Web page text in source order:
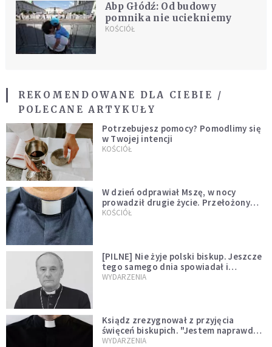
Abp Głódź: Od budowy
pomnika nie uciekniemy
KOŚCIÓŁ
REKOMENDOWANE DLA CIEBIE /
POLECANE ARTYKUŁY
Potrzebujesz pomocy? Pomodlimy się
w Twojej intencji
KOŚCIÓŁ
W dzień odprawiał Mszę, w nocy
prowadził drugie życie. Przełożony
kazał mu opuścić zakon
KOŚCIÓŁ
[PILNE] Nie żyje polski biskup. Jeszcze
tego samego dnia spowiadał i
sprawował Mszę świętą
WYDARZENIA
Ksiądz zrezygnował z przyjęcia
święceń biskupich. "Jestem naprawdę
niegodny"
WYDARZENIA